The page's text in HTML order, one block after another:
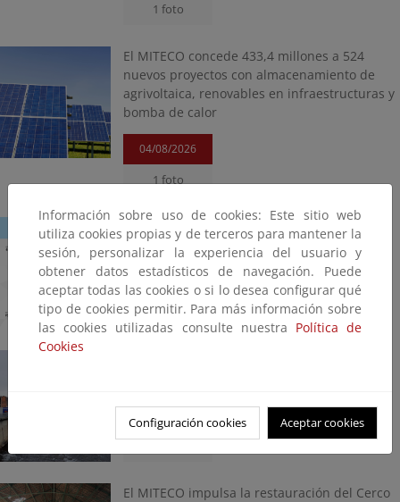
1 foto
El MITECO concede 433,4 millones a 524
nuevos proyectos con almacenamiento de
agrivoltaica, renovables en infraestructuras y
bomba de calor
04/08/2026
1 foto
La reserva hídrica española se encuentra al
69,6 % de su capacidad
04/08/2026
1 foto
03/08/2026
El MITECO impulsa la restauración del Cerco
Información sobre uso de cookies: Este sitio web
utiliza cookies propias y de terceros para mantener la
sesión, personalizar la experiencia del usuario y
obtener datos estadísticos de navegación. Puede
aceptar todas las cookies o si lo desea configurar qué
tipo de cookies permitir. Para más información sobre
las cookies utilizadas consulte nuestra Política de
Cookies
Configuración cookies Aceptar cookies